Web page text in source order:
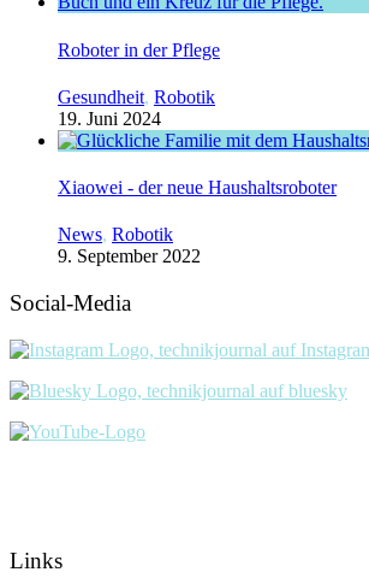
Roboter in der Pflege
Gesundheit, Robotik
19. Juni 2024
Xiaowei - der neue Haushaltsroboter
News, Robotik
9. September 2022
Social-Media
Links